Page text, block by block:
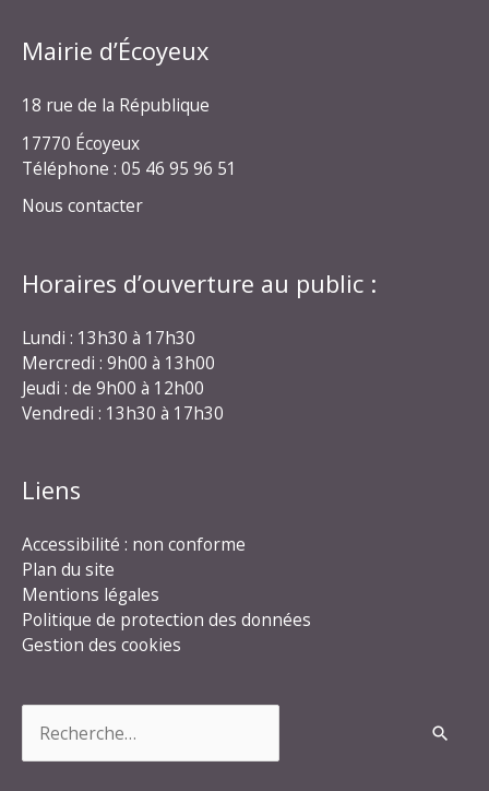
Mairie d’Écoyeux
18 rue de la République
17770 Écoyeux
Téléphone : 05 46 95 96 51
Nous contacter
Horaires d’ouverture au public :
Lundi : 13h30 à 17h30
Mercredi : 9h00 à 13h00
Jeudi : de 9h00 à 12h00
Vendredi : 13h30 à 17h30
Liens
Accessibilité : non conforme
Plan du site
Mentions légales
Politique de protection des données
Gestion des cookies